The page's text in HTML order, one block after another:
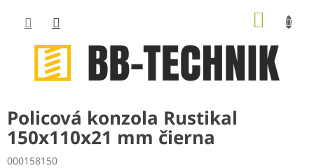
obsah
Policová konzola Rustikal
150x110x21 mm čierna
000158150